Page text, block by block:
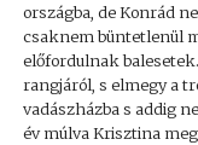
országba, de Konrád
csaknem büntetlenül
előfordulnak
rangjáról, s elmegy a
vadászházba s addig
év múlva Krisztina